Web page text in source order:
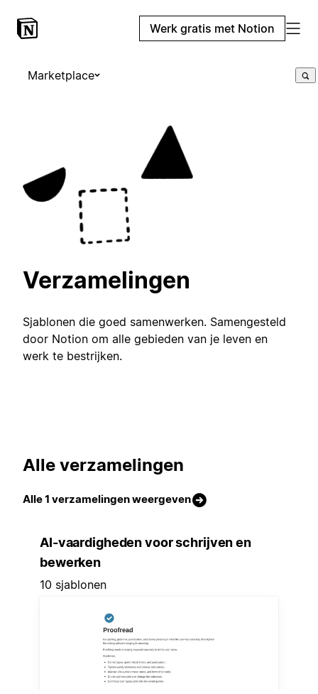
Werk gratis met Notion
Marketplace
Verzamelingen
Sjablonen die goed samenwerken. Samengesteld
door Notion om alle gebieden van je leven en
werk te bestrijken.
Alle verzamelingen
Alle 1 verzamelingen weergeven
AI-vaardigheden voor schrijven en
bewerken
10 sjablonen